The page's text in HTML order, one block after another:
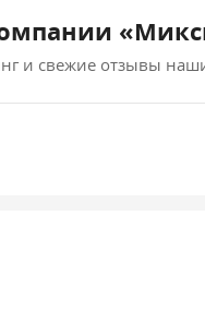
и свежие отзывы